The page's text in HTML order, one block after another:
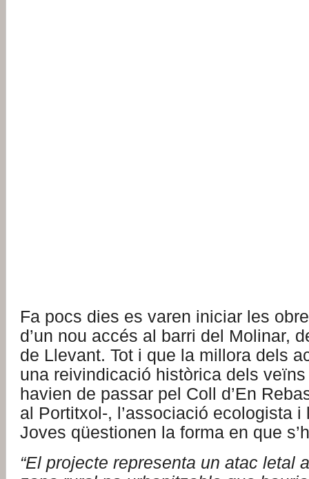
Fa pocs dies es varen iniciar les
d’un nou accés al barri del Molinar,
de Llevant. Tot i que la millora dels
una reivindicació històrica dels
havien de passar pel Coll d’En
al Portitxol-, l’associació ecologista i
Joves qüestionen la forma en que
“El projecte representa un atac letal